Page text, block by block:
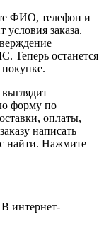
ФИО, телефон и
заказа.
Теперь останется
покупке.
форму по
оплаты,
написать
найти. Нажмите
интернет-